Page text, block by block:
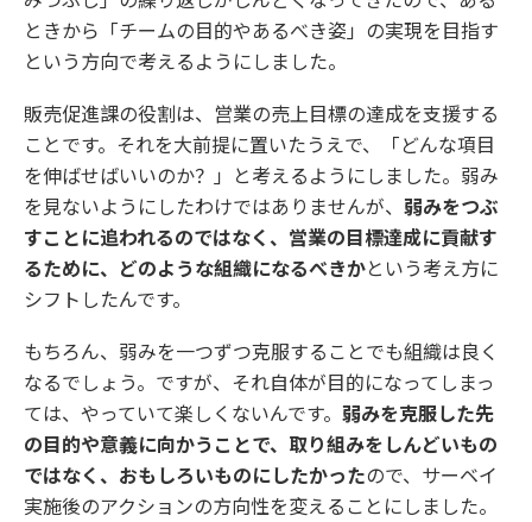
ときから「チームの目的やあるべき姿」の実現を目指す
という方向で考えるようにしました。
販売促進課の役割は、営業の売上目標の達成を支援する
ことです。それを大前提に置いたうえで、「どんな項目
を伸ばせばいいのか？」と考えるようにしました。弱み
を見ないようにしたわけではありませんが、 弱みをつぶ
すことに追われるのではなく、営業の目標達成に貢献す
るために、どのような組織になるべきかという考え方に
シフトしたんです。
もちろん、弱みを一つずつ克服することでも組織は良く
なるでしょう。ですが、それ自体が目的になってしまっ
ては、やっていて楽しくないんです。 弱みを克服した先
の目的や意義に向かうことで、取り組みをしんどいもの
ではなく、おもしろいものにしたかったので、サーベイ
実施後のアクションの方向性を変えることにしました。